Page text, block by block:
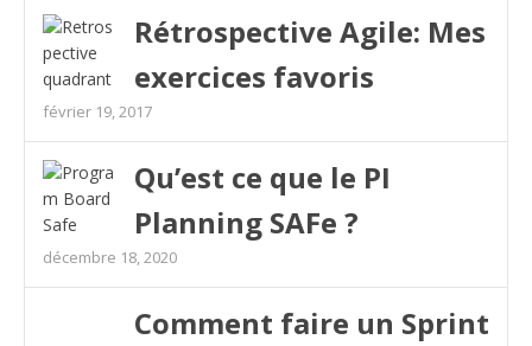
Rétrospective Agile: Mes
exercices favoris
février 19, 2017
Qu’est ce que le PI
Planning SAFe ?
décembre 18, 2020
Comment faire un Sprint